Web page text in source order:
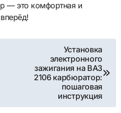
— это комфортная и
Установка
электронного
зажигания на ВАЗ
2106 карбюратор:
пошаговая
инструкция